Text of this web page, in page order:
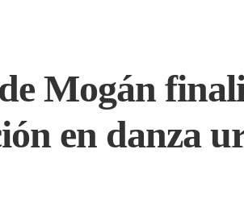
Mogán
en danza